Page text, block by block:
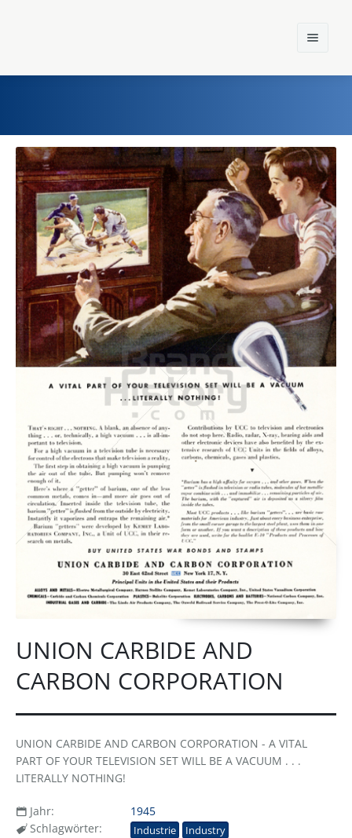
Home
Einst und Heute
Marken
Konzerne
Epoche
UNION CARBIDE AND
CARBON CORPORATION
UNION CARBIDE AND CARBON CORPORATION - A VITAL
PART OF YOUR TELEVISION SET WILL BE A VACUUM . . .
LITERALLY NOTHING!
Jahr:
1945
Schlagwörter:
Industrie Industry